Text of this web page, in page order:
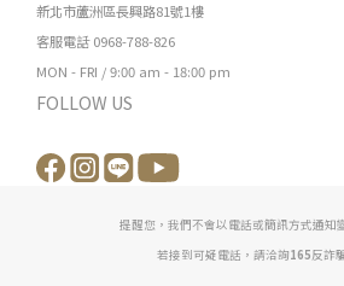
新北市蘆洲區長興路81號1樓
客服電話 0968-788-826
MON - FRI / 9:00 am - 18:00 pm
FOLLOW US
提醒您，我們不會以電話或簡訊方式通知
若接到可疑電話，請洽詢165反詐